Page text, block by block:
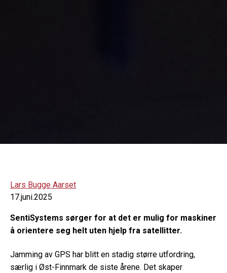
Lars Bugge Aarset
17.juni.2025
SentiSystems sørger for at det er mulig for maskiner
å orientere seg helt uten hjelp fra satellitter.
Jamming av GPS har blitt en stadig større utfordring,
særlig i Øst-Finnmark de siste årene. Det skaper